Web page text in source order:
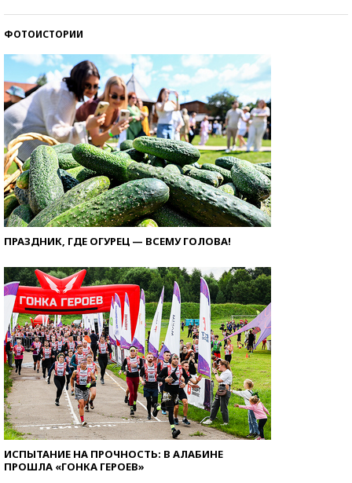
ФОТОИСТОРИИ
ПРАЗДНИК, ГДЕ ОГУРЕЦ — ВСЕМУ ГОЛОВА!
ИСПЫТАНИЕ НА ПРОЧНОСТЬ: В АЛАБИНЕ
ПРОШЛА «ГОНКА ГЕРОЕВ»